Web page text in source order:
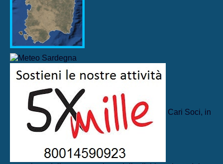
Cari Soci, in